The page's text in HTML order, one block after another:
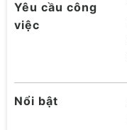
Yêu cầu công
việc
Nổi bật